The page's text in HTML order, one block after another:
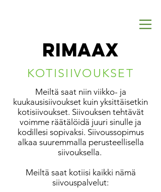
rimaax
KOTISIIVOUKSET
Meiltä saat niin viikko- ja
kuukausisiivoukset kuin yksittäisetkin
kotisiivoukset. Siivouksen tehtävät
voimme räätälöidä juuri sinulle ja
kodillesi sopivaksi. Siivoussopimus
alkaa suuremmalla perusteellisella
siivouksella.
Meiltä saat kotiisi kaikki nämä
siivouspalvelut: